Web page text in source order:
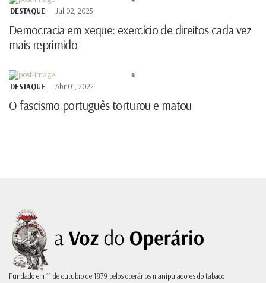
DESTAQUE Jul 02, 2025
Democracia em xeque: exercício de direitos cada vez
mais reprimido
DESTAQUE Abr 01, 2022
O fascismo português torturou e matou
Fundado em 11 de outubro de 1879 pelos operários manipuladores do tabaco